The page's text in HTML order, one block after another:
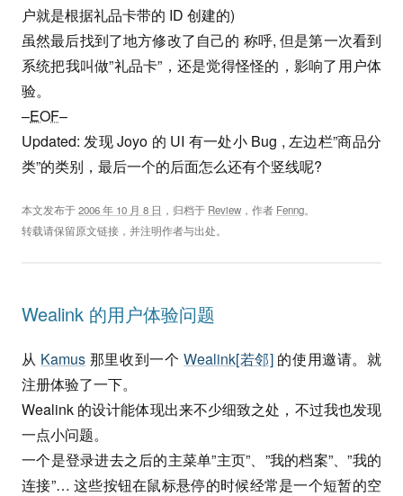
户就是根据礼品卡带的 ID 创建的)
虽然最后找到了地方修改了自己的 称呼, 但是第一次看到
系统把我叫做”礼品卡”，还是觉得怪怪的，影响了用户体
验。
–EOF–
Updated: 发现 Joyo 的 UI 有一处小 Bug , 左边栏”商品分
类”的类别，最后一个的后面怎么还有个竖线呢?
本文发布于2006 年 10 月 8 日 ，归档于 Review ，作者 Fenng。
转载请保留原文链接，并注明作者与出处。
Wealink 的用户体验问题
从 Kamus 那里收到一个Wealink[若邻]的使用邀请。就
注册体验了一下。
Wealink 的设计能体现出来不少细致之处，不过我也发现
一点小问题。
一个是登录进去之后的主菜单”主页”、”我的档案”、”我的
连接”… 这些按钮在鼠标悬停的时候经常是一个短暂的空